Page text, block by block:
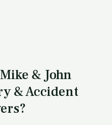
& John
& Accident